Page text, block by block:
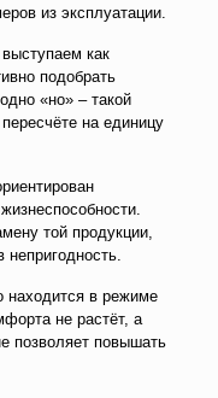
из эксплуатации.
как
подобрать
«но» – такой
на единицу
той продукции,
находится в режиме
не растёт, а
позволяет повышать